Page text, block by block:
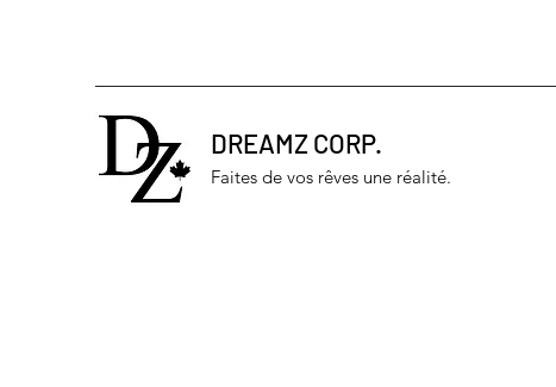
DREAMZ CORP.
Faites de vos rêves une réalité.